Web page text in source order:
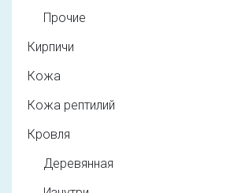
Прочие
Кирпичи
Кожа
Кожа рептилий
Кровля
Деревянная